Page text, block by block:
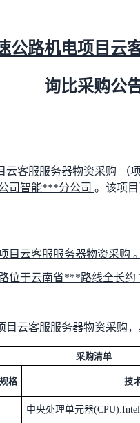
公路机电项目云
询比采购公
云客服服务器物资采购 （
司智能***分公司 。 该项
目云客服服务器物资采购 。
位于云南省***路线全长约
目云客服服务器物资采购，
采购清单
格 技
中央处理单元器